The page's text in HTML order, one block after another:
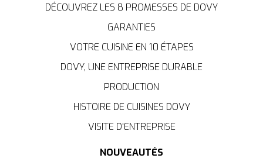
DÉCOUVREZ LES 8 PROMESSES DE DOVY
GARANTIES
VOTRE CUISINE EN 10 ÉTAPES
DOVY, UNE ENTREPRISE DURABLE
PRODUCTION
HISTOIRE DE CUISINES DOVY
VISITE D'ENTREPRISE
NOUVEAUTÉS